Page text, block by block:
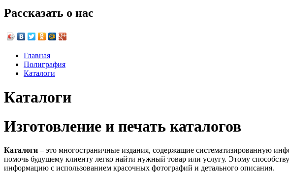
Рассказать о нас
Главная
Полиграфия
Каталоги
Каталоги
Изготовление и печать каталогов
Каталоги – это многостраничные издания, содержащие систематизированную
помочь будущему клиенту легко найти нужный товар или услугу. Этому
информацию с использованием красочных фотографий и детального описания.